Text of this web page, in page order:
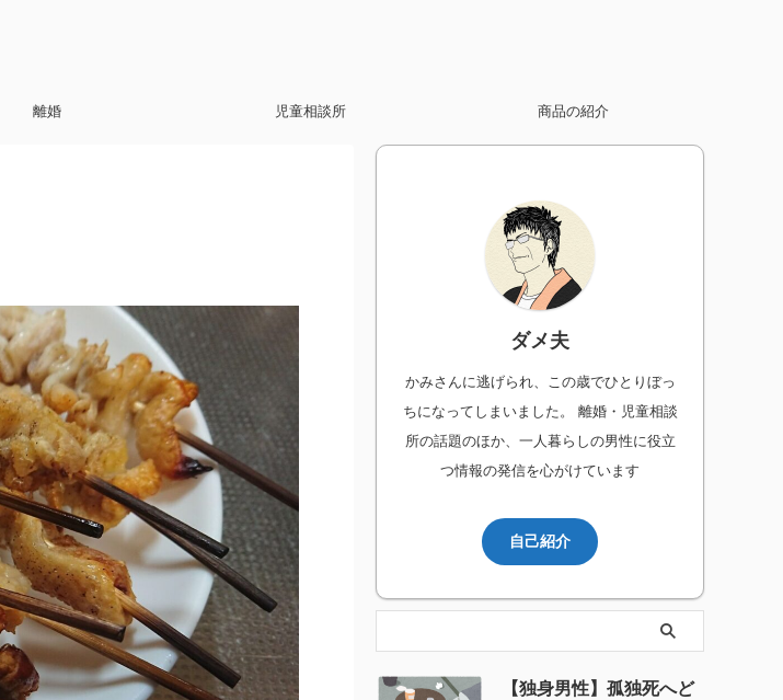
離婚 児童相談所 商品の紹介
ダメ夫
かみさんに逃げられ、この歳でひとりぼっ
ちになってしまいました。 離婚・児童相談
所の話題のほか、一人暮らしの男性に役立
つ情報の発信を心がけています
自己紹介
【独身男性】孤独死へど